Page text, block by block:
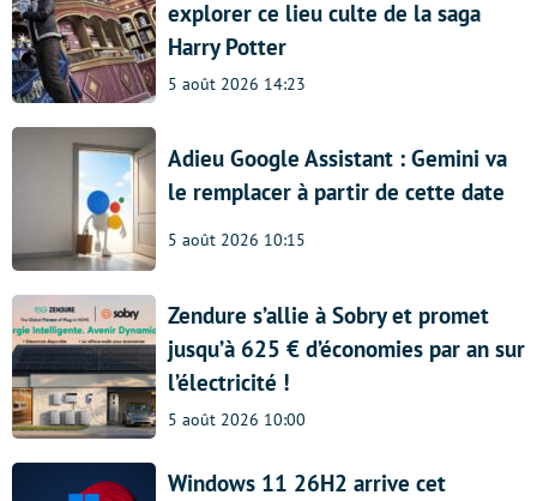
explorer ce lieu culte de la saga
Harry Potter
5 août 2026 14:23
Adieu Google Assistant : Gemini va
le remplacer à partir de cette date
5 août 2026 10:15
Zendure s’allie à Sobry et promet
jusqu’à 625 € d’économies par an sur
l’électricité !
5 août 2026 10:00
Windows 11 26H2 arrive cet